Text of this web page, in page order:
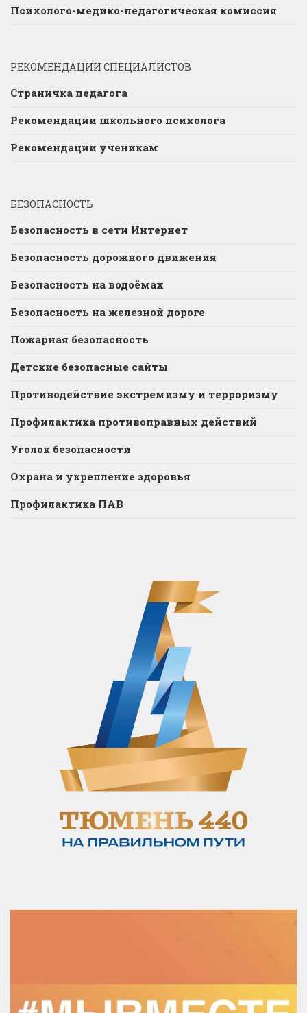
Психолого-медико-педагогическая комиссия
РЕКОМЕНДАЦИИ СПЕЦИАЛИСТОВ
Страничка педагога
Рекомендации школьного психолога
Рекомендации ученикам
БЕЗОПАСНОСТЬ
Безопасность в сети Интернет
Безопасность дорожного движения
Безопасность на водоёмах
Безопасность на железной дороге
Пожарная безопасность
Детские безопасные сайты
Противодействие экстремизму и терроризму
Профилактика противоправных действий
Уголок безопасности
Охрана и укрепление здоровья
Профилактика ПАВ